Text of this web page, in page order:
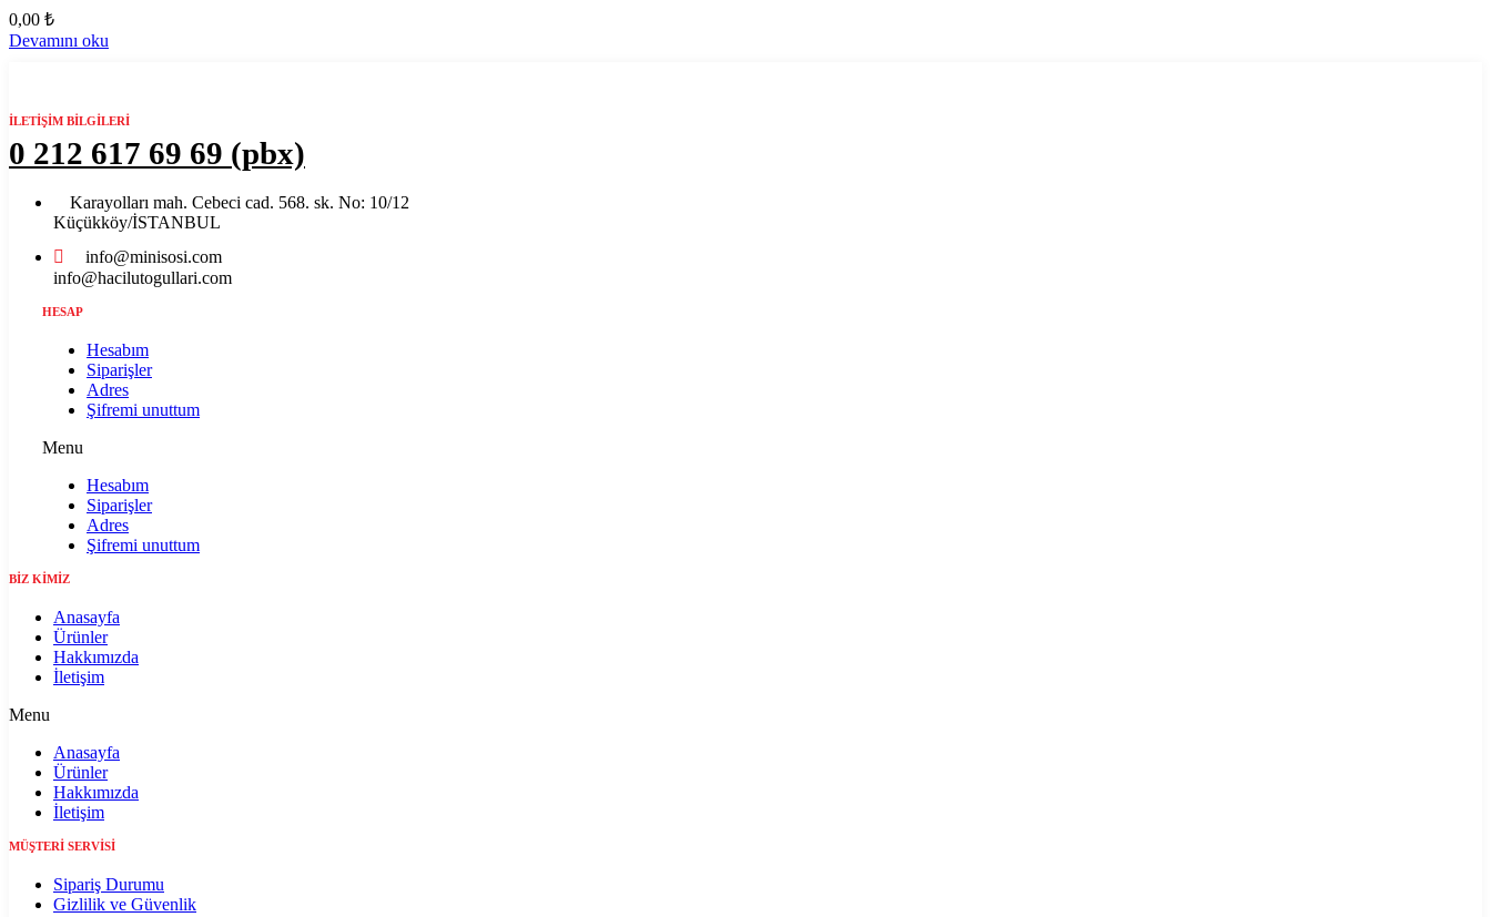
0,00 ₺
Devamını oku
İLETİŞİM BİLGİLERİ​
0 212 617 69 69 (pbx)
Karayolları mah. Cebeci cad. 568. sk. No: 10/12
Küçükköy/İSTANBUL
info@minisosi.com
info@hacilutogullari.com
HESAP
Hesabım
Siparişler
Adres
Şifremi unuttum
Menu
Hesabım
Siparişler
Adres
Şifremi unuttum
BİZ KİMİZ
Anasayfa
Ürünler
Hakkımızda
İletişim
Menu
Anasayfa
Ürünler
Hakkımızda
İletişim
MÜŞTERİ SERVİSİ
Sipariş Durumu
Gizlilik ve Güvenlik